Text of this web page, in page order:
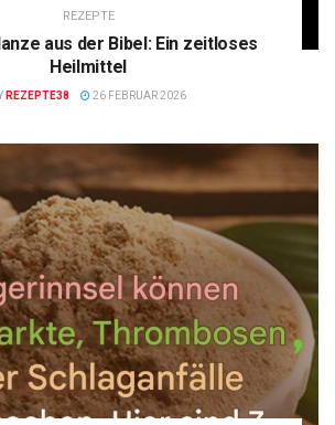
REZEPTE
aus der Bibel: Ein zeitloses
Heilmittel
REZEPTE38 26 FEBRUAR 2026